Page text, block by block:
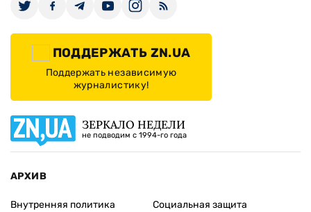
ПОДДЕРЖАТЬ ZN.UA
Поддержать независимую
журналистику!
ЗЕРКАЛО НЕДЕЛИ
не подводим с 1994-го года
АРХИВ
Внутренняя политика
Социальная защита